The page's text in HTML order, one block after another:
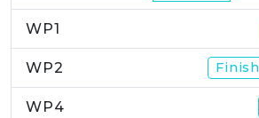
WP1
WP2 Finish
WP4